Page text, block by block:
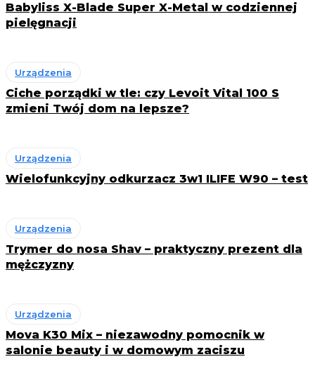
Babyliss X-Blade Super X-Metal w codziennej
pielęgnacji
Urządzenia
Ciche porządki w tle: czy Levoit Vital 100 S
zmieni Twój dom na lepsze?
Urządzenia
Wielofunkcyjny odkurzacz 3w1 ILIFE W90 – test
Urządzenia
Trymer do nosa Shav – praktyczny prezent dla
mężczyzny
Urządzenia
Mova K30 Mix – niezawodny pomocnik w
salonie beauty i w domowym zaciszu